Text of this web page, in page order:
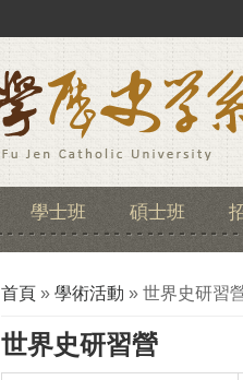
學士班 碩士班
您在這裡
首頁 »學術活動 » 世界史研習
世界史研習營